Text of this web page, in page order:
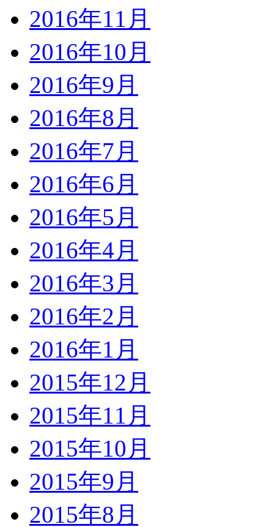
2016年11月
2016年10月
2016年9月
2016年8月
2016年7月
2016年6月
2016年5月
2016年4月
2016年3月
2016年2月
2016年1月
2015年12月
2015年11月
2015年10月
2015年9月
2015年8月